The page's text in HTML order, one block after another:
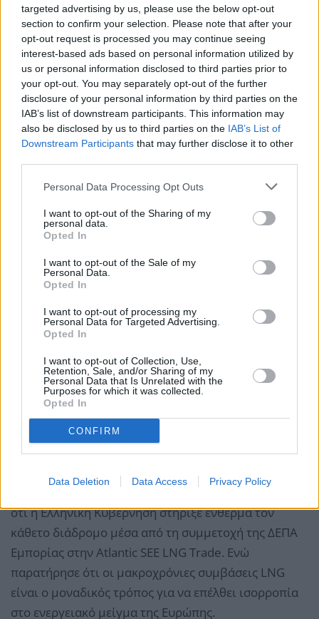
targeted advertising by us, please use the below opt-out
section to confirm your selection. Please note that after your
opt-out request is processed you may continue seeing
interest-based ads based on personal information utilized by
us or personal information disclosed to third parties prior to
your opt-out. You may separately opt-out of the further
disclosure of your personal information by third parties on the
IAB’s list of downstream participants. This information may
also be disclosed by us to third parties on the IAB’s List of
Downstream Participants that may further disclose it to other
Personal Data Processing Opt Outs
I want to opt-out of the Sharing of my
personal data.
Opted In
I want to opt-out of the Sale of my
Personal Data.
Opted In
I want to opt-out of processing my
Personal Data for Targeted Advertising.
Opted In
I want to opt-out of Collection, Use,
Retention, Sale, and/or Sharing of my
Personal Data that Is Unrelated with the
Purposes for which it was collected.
Opted In
CONFIRM
Data Deletion Data Access Privacy Policy
Όπως πρόσθεσε ο κ. Εξάρχου, η Ελλάδα βρέθηκε ένα
βήμα μπροστά από τους υπόλοιπους στο ενεργειακό,
καθώς μέσω των υποδομών της, πρωταγωνιστεί στον
διακινεί σημαντικές ποσότητες αμερικανικού LNG,
εν όψει και της απαγόρευσης του ρωσικού φυσικού
αερίου στην Ευρώπη, αλλά και σε συνέχεια της
αδυναμίας του Κατάρ να προσφέρει αέριο στην
Ευρώπη, λόγω του πολέμου, γεγονότα που
συνδυαστικά καθιστούν το αμερικανικό LNG τη
μοναδική αξιόπιστη πηγή ενέργειας. Και σχολίασε
ότι η Ελληνική Κυβέρνηση στήριξε ένθερμα τον
κάθετο διάδρομο μέσα από τη συμμετοχή της ΔΕΠΑ
Εμπορίας στην Atlantic SEE LNG Trade. Ενώ
παρατήρησε ότι οι μακροχρόνιες συμβάσεις LNG
είναι ο μοναδικός τρόπος για να επέλθει ισορροπία
στο ενεργειακό μείγμα της Ευρώπης.